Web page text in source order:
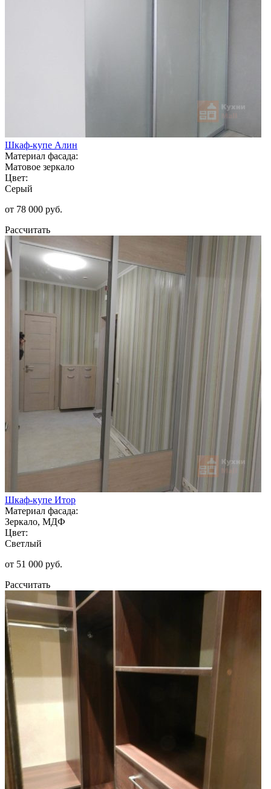
Шкаф-купе Алин
Материал фасада:
Матовое зеркало
Цвет:
Серый
от 78 000 руб.
Рассчитать
Шкаф-купе Итор
Материал фасада:
Зеркало, МДФ
Цвет:
Светлый
от 51 000 руб.
Рассчитать